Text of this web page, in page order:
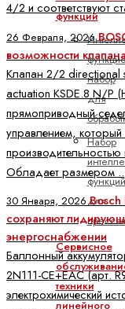
функций
набор
для
Набор
функций
для
Сервисное
техники
линейного
4/2 и соответствуют
26 Февраля, 2026
возможности
Клапан 2/2 directional
actuation KSDE.8 N/P
прямоприводный
управлением,
производительностью
Обладает размером ..
30 Января, 2026
сохраняют
энергоснабжении
Баллонный
2N111-CE+EAC (арт.
электрохимический